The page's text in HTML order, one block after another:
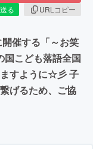
る
URLコピー
催する「～お笑
国こども落語全国
すように☆彡 子
げるため、ご協